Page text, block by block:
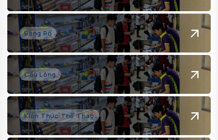
Bóng Rổ
Cầu Lông
Kiến Thức Thể Thao